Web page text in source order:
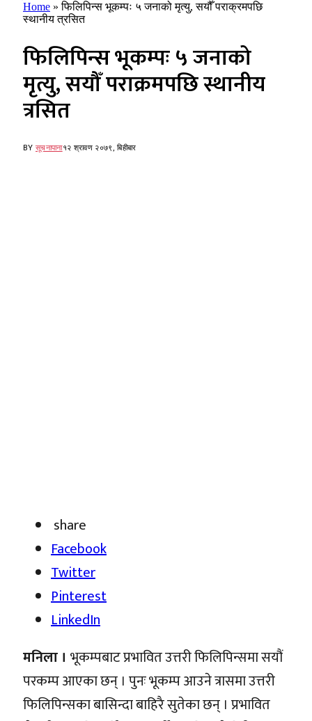
Home »फिलिपिन्स भूकम्पः ५ जनाको मृत्यु, सयौँ पराक्रमपछि
स्थानीय त्रसित
फिलिपिन्स भूकम्पः ५ जनाको
मृत्यु, सयौँ पराक्रमपछि स्थानीय
त्रसित
BY सूचनापाना१२ श्रावण २०७९, बिहीबार
share
Facebook
Twitter
Pinterest
LinkedIn
मनिला । भूकम्पबाट प्रभावित उत्तरी फिलिपिन्समा सयौं
परकम्प आएका छन् । पुनः भूकम्प आउने त्रासमा उत्तरी
फिलिपिन्सका बासिन्दा बाहिरै सुतेका छन् । प्रभावित